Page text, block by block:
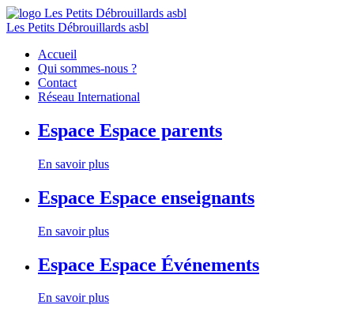
Les Petits Débrouillards asbl
Accueil
Qui sommes-nous ?
Contact
Réseau International
Espace Espace parents
En savoir plus
Espace Espace enseignants
En savoir plus
Espace Espace Événements
En savoir plus